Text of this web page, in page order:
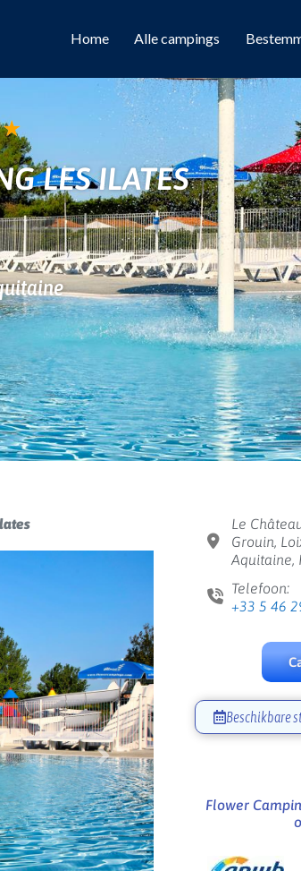
Home Alle campings
★
LES ILATES
Volgende
Le
Grouin,
Aquitaine,
Telefoon:
+33 5 46
Beschikbare
Flower